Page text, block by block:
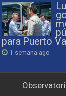
para Puerto
1 semana ago